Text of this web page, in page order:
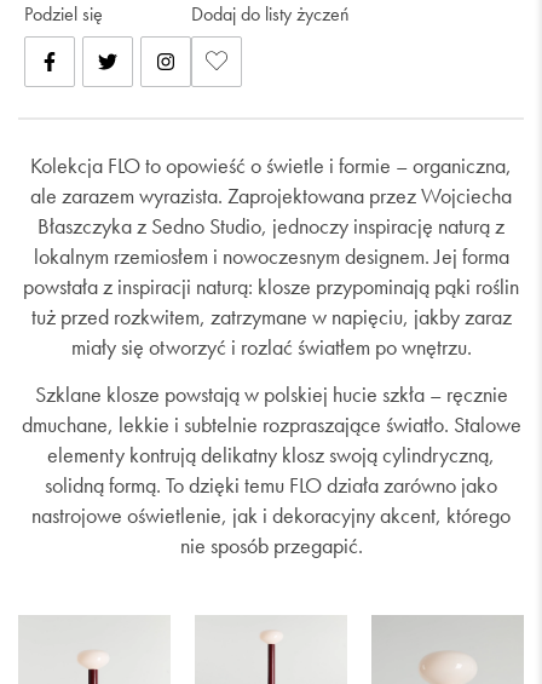
Podziel się Dodaj do listy życzeń
Kolekcja FLO to opowieść o świetle i formie – organiczna,
ale zarazem wyrazista. Zaprojektowana przez Wojciecha
Błaszczyka z Sedno Studio, jednoczy inspirację naturą z
lokalnym rzemiosłem i nowoczesnym designem. Jej forma
powstała z inspiracji naturą: klosze przypominają pąki roślin
tuż przed rozkwitem, zatrzymane w napięciu, jakby zaraz
miały się otworzyć i rozlać światłem po wnętrzu.
Szklane klosze powstają w polskiej hucie szkła – ręcznie
dmuchane, lekkie i subtelnie rozpraszające światło. Stalowe
elementy kontrują delikatny klosz swoją cylindryczną,
solidną formą. To dzięki temu FLO działa zarówno jako
nastrojowe oświetlenie, jak i dekoracyjny akcent, którego
nie sposób przegapić.